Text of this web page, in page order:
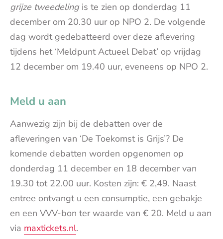
grijze tweedelingis te zien op donderdag 11
december om 20.30 uur op NPO 2. De volgende
dag wordt gedebatteerd over deze aflevering
tijdens het ‘Meldpunt Actueel Debat’ op vrijdag
12 december om 19.40 uur, eveneens op NPO 2.
Meld u aan
Aanwezig zijn bij de debatten over de
afleveringen van ‘De Toekomst is Grijs’? De
komende debatten worden opgenomen op
donderdag 11 december en 18 december van
19.30 tot 22.00 uur. Kosten zijn: € 2,49. Naast
entree ontvangt u een consumptie, een gebakje
en een VVV-bon ter waarde van € 20. Meld u aan
via maxtickets.nl.